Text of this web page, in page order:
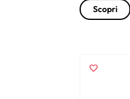
Scopri